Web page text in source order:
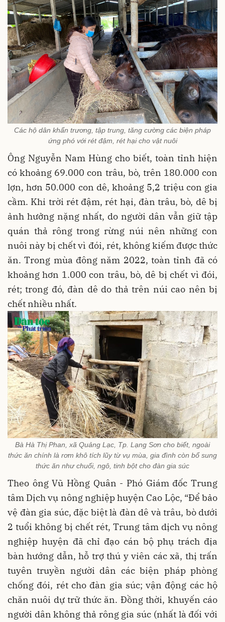
Các hộ dân khẩn trương, tập trung, tăng cường các biện pháp
ứng phó với rét đậm, rét hại cho vật nuôi
Ông Nguyễn Nam Hùng cho biết, toàn tỉnh hiện
có khoảng 69.000 con trâu, bò, trên 180.000 con
lợn, hơn 50.000 con dê, khoảng 5,2 triệu con gia
cầm. Khi trời rét đậm, rét hại, đàn trâu, bò, dê bị
ảnh hưởng nặng nhất, do người dân vẫn giữ tập
quán thả rông trong rừng núi nên những con
nuôi này bị chết vì đói, rét, không kiếm được thức
ăn. Trong mùa đông năm 2022, toàn tỉnh đã có
khoảng hơn 1.000 con trâu, bò, dê bị chết vì đói,
rét; trong đó, đàn dê do thả trên núi cao nên bị
chết nhiều nhất.
Bà Hà Thị Phan, xã Quảng Lạc, Tp. Lạng Sơn cho biết, ngoài
thức ăn chính là rơm khô tích lũy từ vụ mùa, gia đình còn bổ sung
thức ăn như chuối, ngô, tinh bột cho đàn gia súc
Theo ông Vũ Hồng Quân - Phó Giám đốc Trung
tâm Dịch vụ nông nghiệp huyện Cao Lộc, “Để bảo
vệ đàn gia súc, đặc biệt là đàn dê và trâu, bò dưới
2 tuổi không bị chết rét, Trung tâm dịch vụ nông
nghiệp huyện đã chỉ đạo cán bộ phụ trách địa
bàn hướng dẫn, hỗ trợ thú y viên các xã, thị trấn
tuyên truyền người dân các biện pháp phòng
chống đói, rét cho đàn gia súc; vận động các hộ
chăn nuôi dự trữ thức ăn. Đồng thời, khuyến cáo
người dân không thả rông gia súc (nhất là đối với